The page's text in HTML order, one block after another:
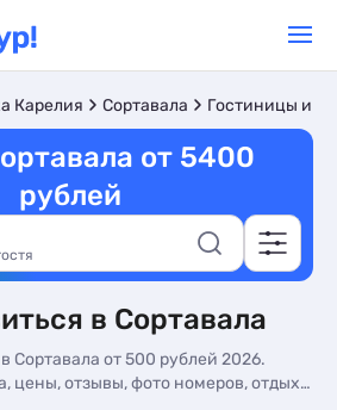
Карелия Сортавала Гостиницы и
от 5400
рублей
в Сортавала
Сортавала от 500 рублей 2026.
цены, отзывы, фото номеров, отдых